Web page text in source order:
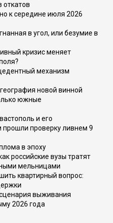
откатов
к середине июля 2026
в угол, или безумие в
кризис меняет
механизм
новой винной
южные
и его
проверку ливнем 9
в эпоху
российские вузы тратят
мельницами
квартирный вопрос:
выживания
2026 года